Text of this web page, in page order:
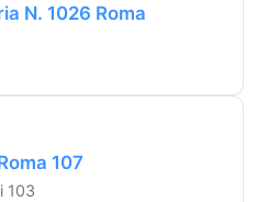
N. 1026 Roma
107
103